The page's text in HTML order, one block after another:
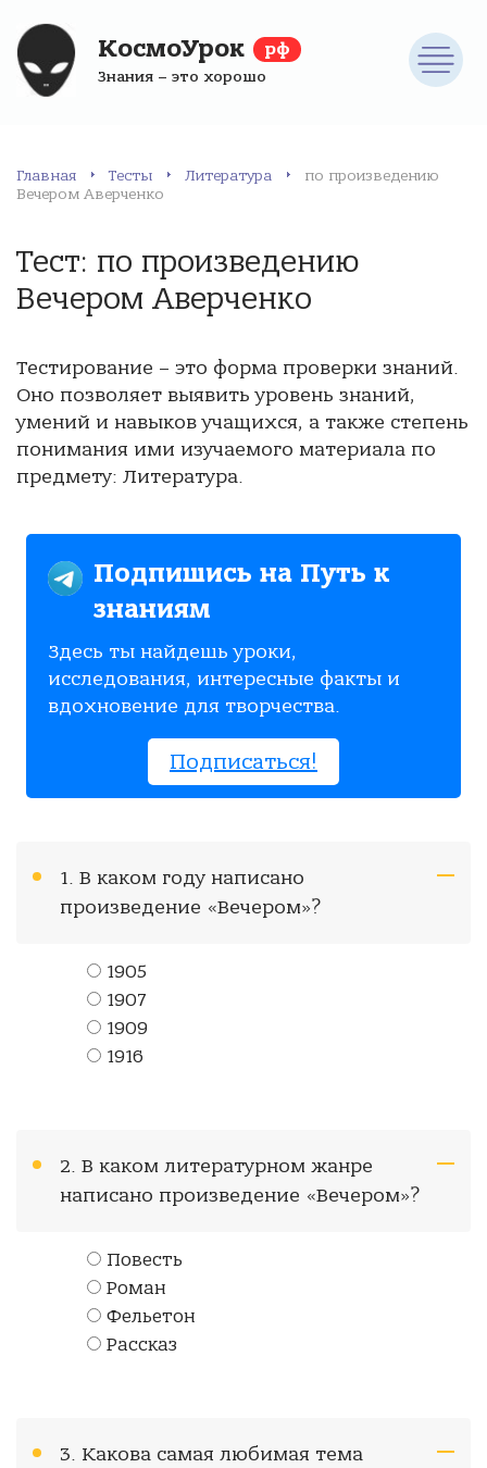
КосмоУрок рф
Знания – это хорошо
Главная Тесты Литература
по произведению
Вечером Аверченко
Тест: по произведению
Вечером Аверченко
Тестирование – это форма проверки знаний.
Оно позволяет выявить уровень знаний,
умений и навыков учащихся, а также степень
понимания ими изучаемого материала по
предмету: Литература.
Подпишись на Путь к
знаниям
Здесь ты найдешь уроки,
исследования, интересные факты и
вдохновение для творчества.
Подписаться!
1. В каком году написано
произведение «Вечером»?
1905
1907
1909
1916
2. В каком литературном жанре
написано произведение «Вечером»?
Повесть
Роман
Фельетон
Рассказ
3. Какова самая любимая тема